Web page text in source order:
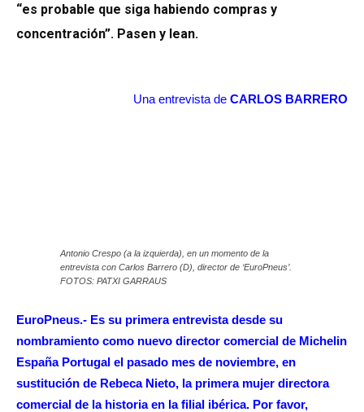
“es probable que siga habiendo compras y
concentración”. Pasen y lean.
Una entrevista de CARLOS BARRERO
Antonio Crespo (a la izquierda), en un momento de la
entrevista con Carlos Barrero (D), director de ‘EuroPneus’.
FOTOS: PATXI GARRAUS
EuroPneus.- Es su primera entrevista desde su
nombramiento como nuevo director comercial de Michelin
España Portugal el pasado mes de noviembre, en
sustitución de Rebeca Nieto, la primera mujer directora
comercial de la historia en la filial ibérica. Por favor,